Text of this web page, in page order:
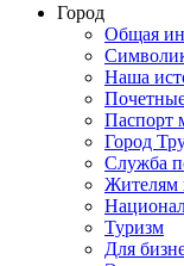
Город
Общая
Наша
Паспорт
Город
Служба
Жителям
Туризм
Для